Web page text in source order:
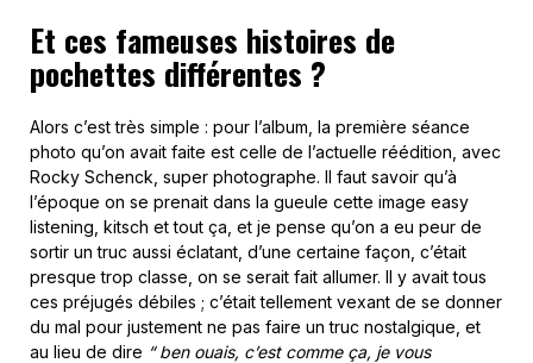
Et ces fameuses histoires de
pochettes différentes ?
Alors c’est très simple : pour l’album, la première séance
photo qu’on avait faite est celle de l’actuelle réédition, avec
Rocky Schenck, super photographe. Il faut savoir qu’à
l’époque on se prenait dans la gueule cette image easy
listening, kitsch et tout ça, et je pense qu’on a eu peur de
sortir un truc aussi éclatant, d’une certaine façon, c’était
presque trop classe, on se serait fait allumer. Il y avait tous
ces préjugés débiles ; c’était tellement vexant de se donner
du mal pour justement ne pas faire un truc nostalgique, et
au lieu de dire “ ben ouais, c’est comme ça, je vous